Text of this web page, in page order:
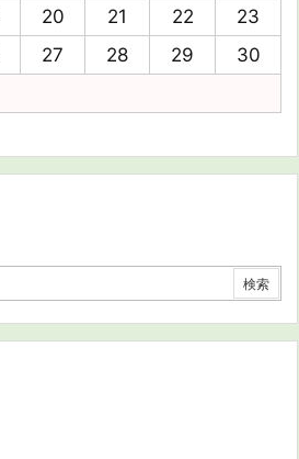
20 21 22
23
27 28 29
30